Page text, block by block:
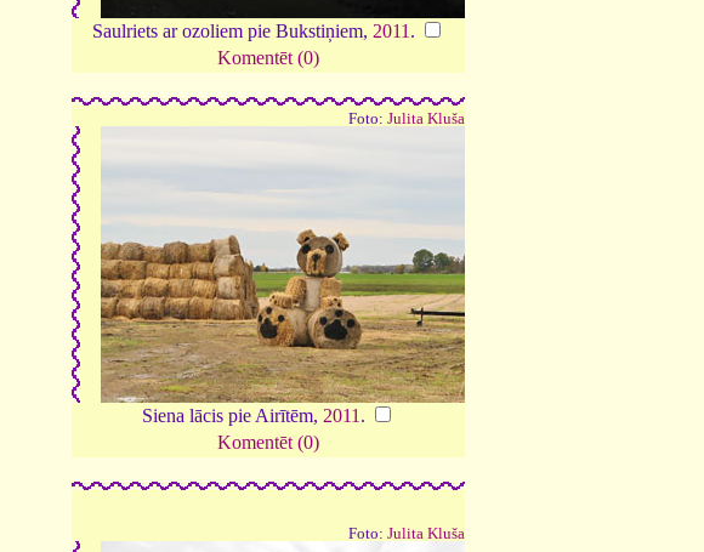
Saulriets ar ozoliem pie Bukstiņiem, 2011 .
Komentēt (0)
Foto: Julita Kluša
Siena lācis pie Airītēm, 2011 .
Komentēt (0)
Foto: Julita Kluša